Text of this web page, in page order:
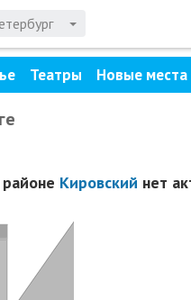
Театры Новые места
районе Кировский нет